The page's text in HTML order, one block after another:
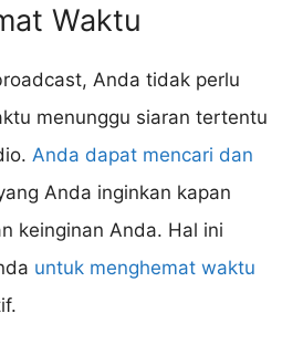
Waktu
Anda tidak perlu
menunggu siaran tertentu
Anda dapat mencari dan
Anda inginkan kapan
keinginan Anda. Hal ini
untuk menghemat waktu